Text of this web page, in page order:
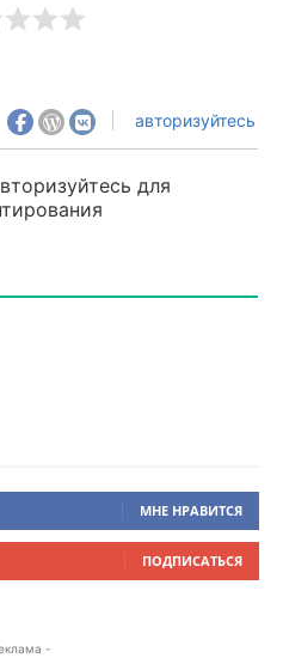
авторизуйтесь
для
МНЕ НРАВИТСЯ
ПОДПИСАТЬСЯ
-